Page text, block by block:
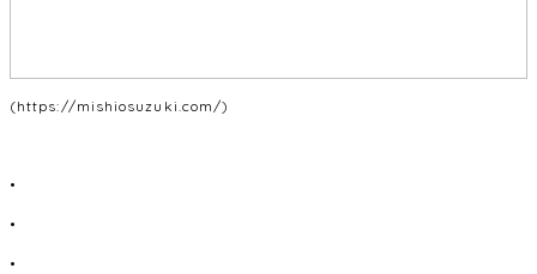
(https://mishiosuzuki.com/)
•
•
•